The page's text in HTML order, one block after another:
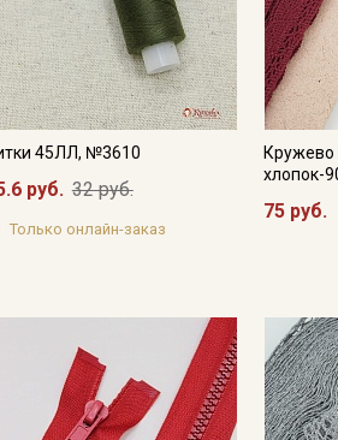
45ЛЛ, №3610
руб. 32 руб.
Только онлайн-заказ
хлопок-
75 руб.
с Политикой обработки персональных
Согласие на обработку персональных
на получение рекламных и
рассылок